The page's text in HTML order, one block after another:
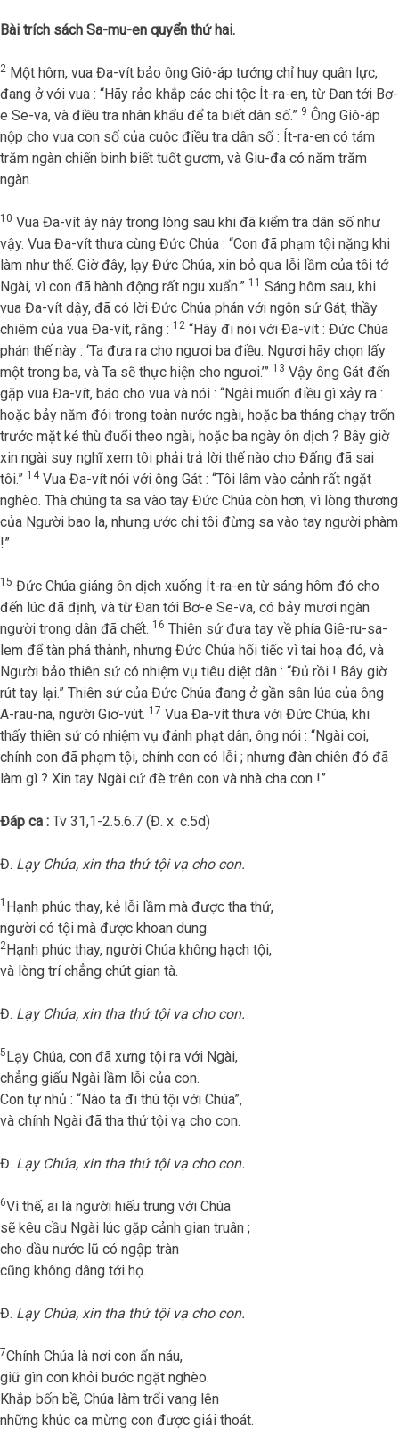
Bài trích sách Sa-mu-en quyển thứ hai.
2 Một hôm, vua Đa-vít bảo ông Giô-áp tướng chỉ huy quân lực,
đang ở với vua : “Hãy rảo khắp các chi tộc Ít-ra-en, từ Đan tới Bơ-
e Se-va, và điều tra nhân khẩu để ta biết dân số.” 9 Ông Giô-áp
nộp cho vua con số của cuộc điều tra dân số : Ít-ra-en có tám
trăm ngàn chiến binh biết tuốt gươm, và Giu-đa có năm trăm
ngàn.
10 Vua Đa-vít áy náy trong lòng sau khi đã kiểm tra dân số như
vậy. Vua Đa-vít thưa cùng Đức Chúa : “Con đã phạm tội nặng khi
làm như thế. Giờ đây, lạy Đức Chúa, xin bỏ qua lỗi lầm của tôi tớ
Ngài, vì con đã hành động rất ngu xuẩn.” 11 Sáng hôm sau, khi
vua Đa-vít dậy, đã có lời Đức Chúa phán với ngôn sứ Gát, thầy
chiêm của vua Đa-vít, rằng : 12 “Hãy đi nói với Đa-vít : Đức Chúa
phán thế này : ‘Ta đưa ra cho ngươi ba điều. Ngươi hãy chọn lấy
một trong ba, và Ta sẽ thực hiện cho ngươi.’” 13 Vậy ông Gát đến
gặp vua Đa-vít, báo cho vua và nói : “Ngài muốn điều gì xảy ra :
hoặc bảy năm đói trong toàn nước ngài, hoặc ba tháng chạy trốn
trước mặt kẻ thù đuổi theo ngài, hoặc ba ngày ôn dịch ? Bây giờ
xin ngài suy nghĩ xem tôi phải trả lời thế nào cho Đấng đã sai
tôi.” 14Vua Đa-vít nói với ông Gát : “Tôi lâm vào cảnh rất ngặt
nghèo. Thà chúng ta sa vào tay Đức Chúa còn hơn, vì lòng thương
của Người bao la, nhưng ước chi tôi đừng sa vào tay người phàm
!”
15 Đức Chúa giáng ôn dịch xuống Ít-ra-en từ sáng hôm đó cho
đến lúc đã định, và từ Đan tới Bơ-e Se-va, có bảy mươi ngàn
người trong dân đã chết. 16 Thiên sứ đưa tay về phía Giê-ru-sa-
lem để tàn phá thành, nhưng Đức Chúa hối tiếc vì tai hoạ đó, và
Người bảo thiên sứ có nhiệm vụ tiêu diệt dân : “Đủ rồi ! Bây giờ
rút tay lại.” Thiên sứ của Đức Chúa đang ở gần sân lúa của ông
A-rau-na, người Giơ-vút. 17 Vua Đa-vít thưa với Đức Chúa, khi
thấy thiên sứ có nhiệm vụ đánh phạt dân, ông nói : “Ngài coi,
chính con đã phạm tội, chính con có lỗi ; nhưng đàn chiên đó đã
làm gì ? Xin tay Ngài cứ đè trên con và nhà cha con !”
Đáp ca : Tv 31,1-2.5.6.7 (Đ. x. c.5d)
Đ. Lạy Chúa, xin tha thứ tội vạ cho con.
1 Hạnh phúc thay, kẻ lỗi lầm mà được tha thứ,
người có tội mà được khoan dung.
2Hạnh phúc thay, người Chúa không hạch tội,
và lòng trí chẳng chút gian tà.
Đ. Lạy Chúa, xin tha thứ tội vạ cho con.
5Lạy Chúa, con đã xưng tội ra với Ngài,
chẳng giấu Ngài lầm lỗi của con.
Con tự nhủ : “Nào ta đi thú tội với Chúa”,
và chính Ngài đã tha thứ tội vạ cho con.
Đ. Lạy Chúa, xin tha thứ tội vạ cho con.
6Vì thế, ai là người hiếu trung với Chúa
sẽ kêu cầu Ngài lúc gặp cảnh gian truân ;
cho dầu nước lũ có ngập tràn
cũng không dâng tới họ.
Đ. Lạy Chúa, xin tha thứ tội vạ cho con.
7Chính Chúa là nơi con ẩn náu,
giữ gìn con khỏi bước ngặt nghèo.
Khắp bốn bề, Chúa làm trổi vang lên
những khúc ca mừng con được giải thoát.